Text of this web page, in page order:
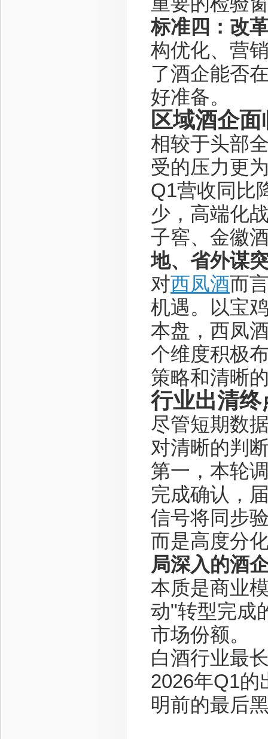
标准四：改
构优化、营
了酒企能否
好准备。
区域酒企
相较于头部
受的压力更
Q1营收同比
少，高端化
子窖、金徽
地、省外谋
对西凤酒而
机遇。以宝
本盘，西凤
个维度积极
策略和清晰
行业出清
尽管短期数
对清晰的判
第一，本轮
完成确认，
信号将同步
而是高度分
局深入的酒
本质是商业
动"转型完成
市场份额。
白酒行业最
2026年Q1的
明前的最后